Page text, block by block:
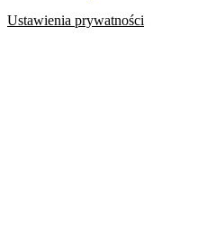
Ustawienia prywatności